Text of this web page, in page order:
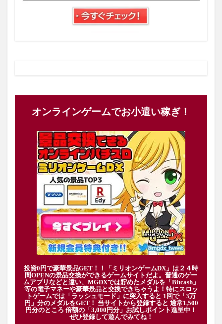
オンラインゲームでお小遣い稼ぎ！
投資0円で豪華景品GET！！「ミリオンゲームDX」は２４時
間OPENの景品交換ができるゲームサイトだよ。普通のゲー
ムアプリなどと違い、MGDXでは貯めたメダルを「Bitcash」
等の電子マネーや豪華景品と交換できちゃうよ！特にスロッ
トゲームでは「ラッシュモード」に突入すると 1回で「3万
円」分のメダルをGET！ 当サイトから登録すると 通常1,500
円分のところ 倍額の「3,000円分」お試しポイント進呈中！
ぜひ登録して遊んでみてね！